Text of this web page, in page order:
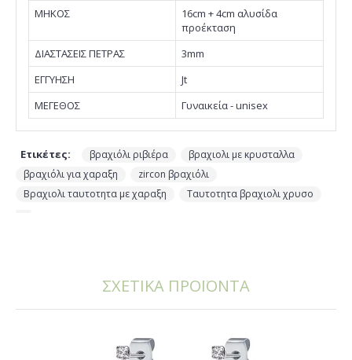
ΜΗΚΟΣ
16cm + 4cm αλυσίδα
προέκταση
ΔΙΑΣΤΑΣΕΙΣ ΠΕΤΡΑΣ
3mm
EΓΓΥΗΣΗ
Jt
ΜΕΓΕΘΟΣ
Γυναικεία - unisex
Ετικέτες: βραχιόλι ριβιέρα βραχιολι με κρυσταλλα
βραχιόλι για χαραξη zircon βραχιόλι
Βραχιολι ταυτοτητα με χαραξη Ταυτοτητα βραχιολι χρυσο
ΣΧΕΤΙΚΑ ΠΡΟΪΟΝΤΑ